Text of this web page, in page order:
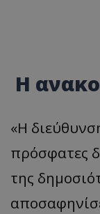
Η
«Η
πρόσφατες
της